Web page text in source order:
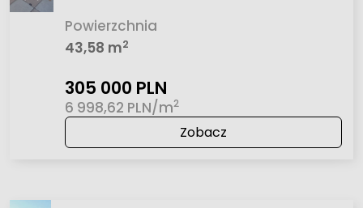
Powierzchnia
43,58 m2
305 000 PLN
6 998,62 PLN/m2
Zobacz